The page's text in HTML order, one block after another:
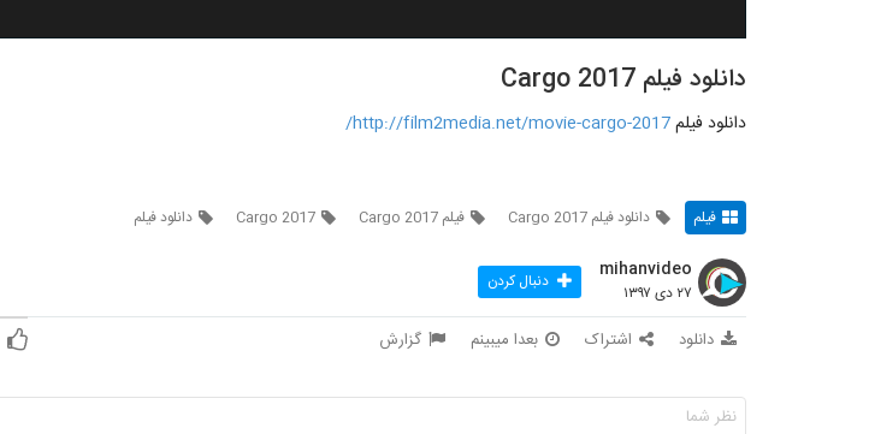
دانلود فیلم Cargo 2017
دانلود فیلمhttp://film2media.net/movie-cargo-2017/
فیلم دانلود فیلم Cargo 2017 فیلم Cargo 2017 Cargo 2017 دانلود فیلم
mihanvideo
۲۷ دی ۱۳۹۷ دنبال کردن
دانلود اشتراک بعدا میبینم گزارش